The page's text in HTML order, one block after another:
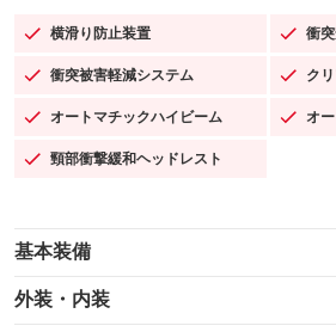
横滑り防止装置
：装備あり 衝
：
衝突被害軽減システム
：装備あり ク
：
オートマチックハイビーム
：装備あり オ
：装
頸部衝撃緩和ヘッドレスト
：装備あり
基本装備
エアバッグ：運転席/助手席/サイド
：装備あり
外装・内装